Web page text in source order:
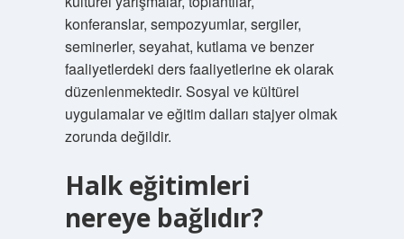
konferanslar, sempozyumlar, sergiler,
seminerler, seyahat, kutlama ve benzer
faaliyetlerdeki ders faaliyetlerine ek olarak
düzenlenmektedir. Sosyal ve kültürel
uygulamalar ve eğitim dalları stajyer olmak
zorunda değildir.
Halk eğitimleri
nereye bağlıdır?